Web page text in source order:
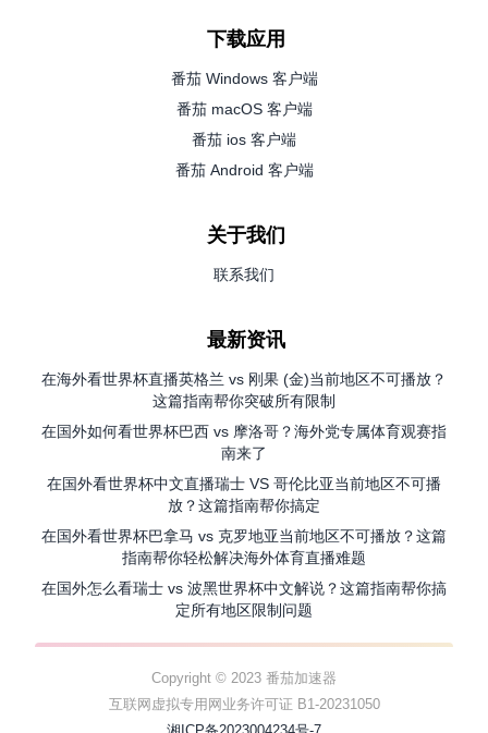
下载应用
番茄 Windows 客户端
番茄 macOS 客户端
番茄 ios 客户端
番茄 Android 客户端
关于我们
联系我们
最新资讯
在海外看世界杯直播英格兰 vs 刚果 (金)当前地区不可播放？
这篇指南帮你突破所有限制
在国外如何看世界杯巴西 vs 摩洛哥？海外党专属体育观赛指
南来了
在国外看世界杯中文直播瑞士 VS 哥伦比亚当前地区不可播
放？这篇指南帮你搞定
在国外看世界杯巴拿马 vs 克罗地亚当前地区不可播放？这篇
指南帮你轻松解决海外体育直播难题
在国外怎么看瑞士 vs 波黑世界杯中文解说？这篇指南帮你搞
定所有地区限制问题
Copyright © 2023 番茄加速器
互联网虚拟专用网业务许可证 B1-20231050